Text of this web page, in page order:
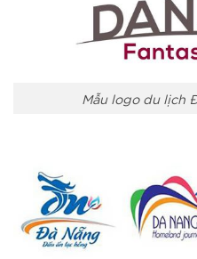
Mẫu logo du lịch